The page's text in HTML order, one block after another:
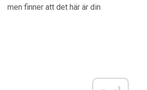
men finner att det här är din